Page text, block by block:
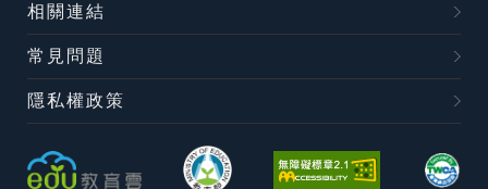
相關連結
常見問題
隱私權政策